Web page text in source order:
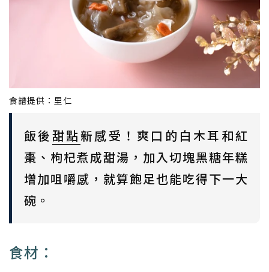
食譜提供：里仁
飯後甜點新感受！爽口的白木耳和紅
棗、枸杞煮成甜湯，加入切塊黑糖年糕
增加咀嚼感，就算飽足也能吃得下一大
碗。
食材：